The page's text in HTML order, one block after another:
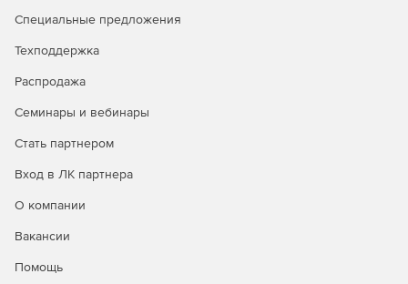
Специальные предложения
Техподдержка
Распродажа
Семинары и вебинары
Стать партнером
Вход в ЛК партнера
О компании
Вакансии
Помощь